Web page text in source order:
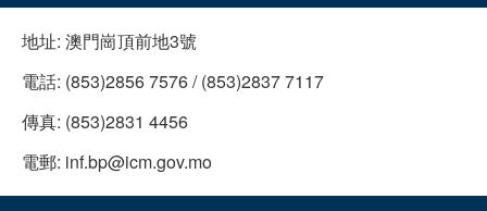
地址: 澳門崗頂前地3號
電話: (853)2856 7576 / (853)2837 7117
傳真: (853)2831 4456
電郵: inf.bp@icm.gov.mo